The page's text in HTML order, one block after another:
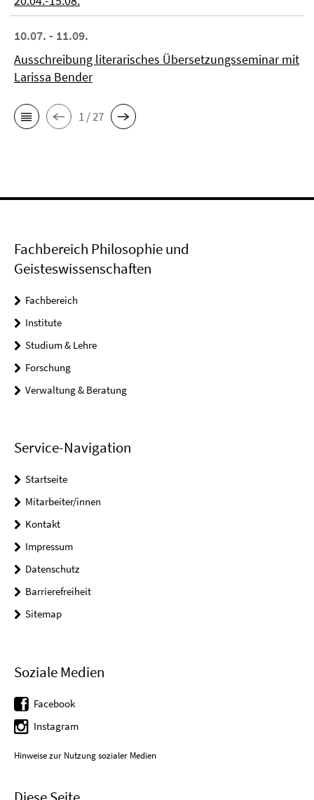
10.07. - 11.09.
Ausschreibung literarisches Übersetzungsseminar mit
Larissa Bender
1 / 27
Fachbereich Philosophie und
Geisteswissenschaften
Fachbereich
Institute
Studium & Lehre
Forschung
Verwaltung & Beratung
Service-Navigation
Startseite
Mitarbeiter/innen
Kontakt
Impressum
Datenschutz
Barrierefreiheit
Sitemap
Soziale Medien
Facebook
Instagram
Hinweise zur Nutzung sozialer Medien